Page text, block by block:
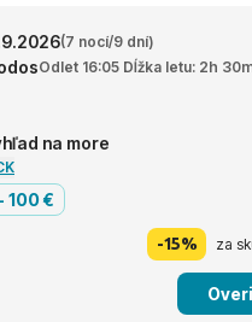
(7 nocí/9 dní)
Odlet 16:05 Dĺžka letu: 2h
na more
100 €
-15% za